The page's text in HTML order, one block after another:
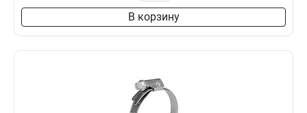
В корзину